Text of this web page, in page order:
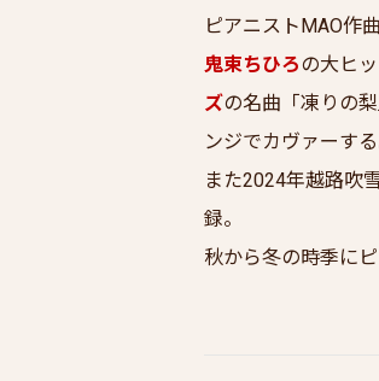
ピアニストMAO作
鬼束ちひろの大ヒ
ズの名曲「凍りの
ンジでカヴァーする
また2024年越路吹
録。
秋から冬の時季に